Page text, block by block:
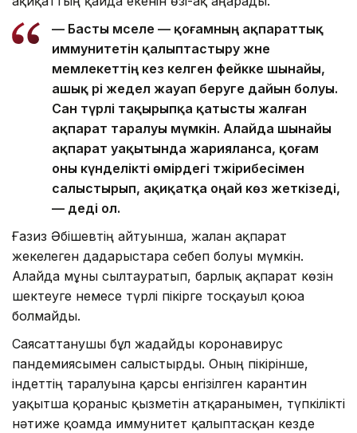
— Басты мәселе — қоғамның ақпараттық
иммунитетін қалыптастыру және
мемлекеттің кез келген фейкке шынайы,
ашық әрі жедел жауап беруге дайын болуы.
Сан түрлі тақырыпқа қатысты жалған
ақпарат таралуы мүмкін. Алайда шынайы
ақпарат уақытында жарияланса, қоғам
оны күнделікті өмірдегі тәжірибесімен
салыстырып, ақиқатқа оңай көз жеткізеді,
— деді ол.
Ғазиз Әбішевтің айтуынша, жалған ақпарат
жекелеген дағдарыстарға себеп болуы мүмкін.
Алайда мұны сылтауратып, барлық ақпарат көзін
шектеуге немесе түрлі пікірге тосқауыл қоюға
болмайды.
Саясаттанушы бұл жағдайды коронавирус
пандемиясымен салыстырды. Оның пікірінше,
індеттің таралуына қарсы енгізілген карантин
уақытша қорғаныс қызметін атқарғанымен, түпкілікті
нәтиже қоғамда иммунитет қалыптасқан кезде